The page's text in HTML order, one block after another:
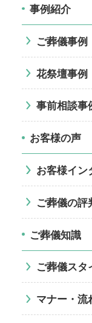
事例紹介
ご葬儀事例
花祭壇事例
事前相談事
お客様の声
お客様イン
ご葬儀の評
ご葬儀知識
ご葬儀スタ
マナー・流